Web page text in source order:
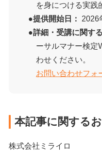
を身につける実践
提供開始日：
2026
詳細・受講に関す
ーサルマナー検定
わせください。
お問い合わせフォ
本記事に関する
株式会社ミライロ